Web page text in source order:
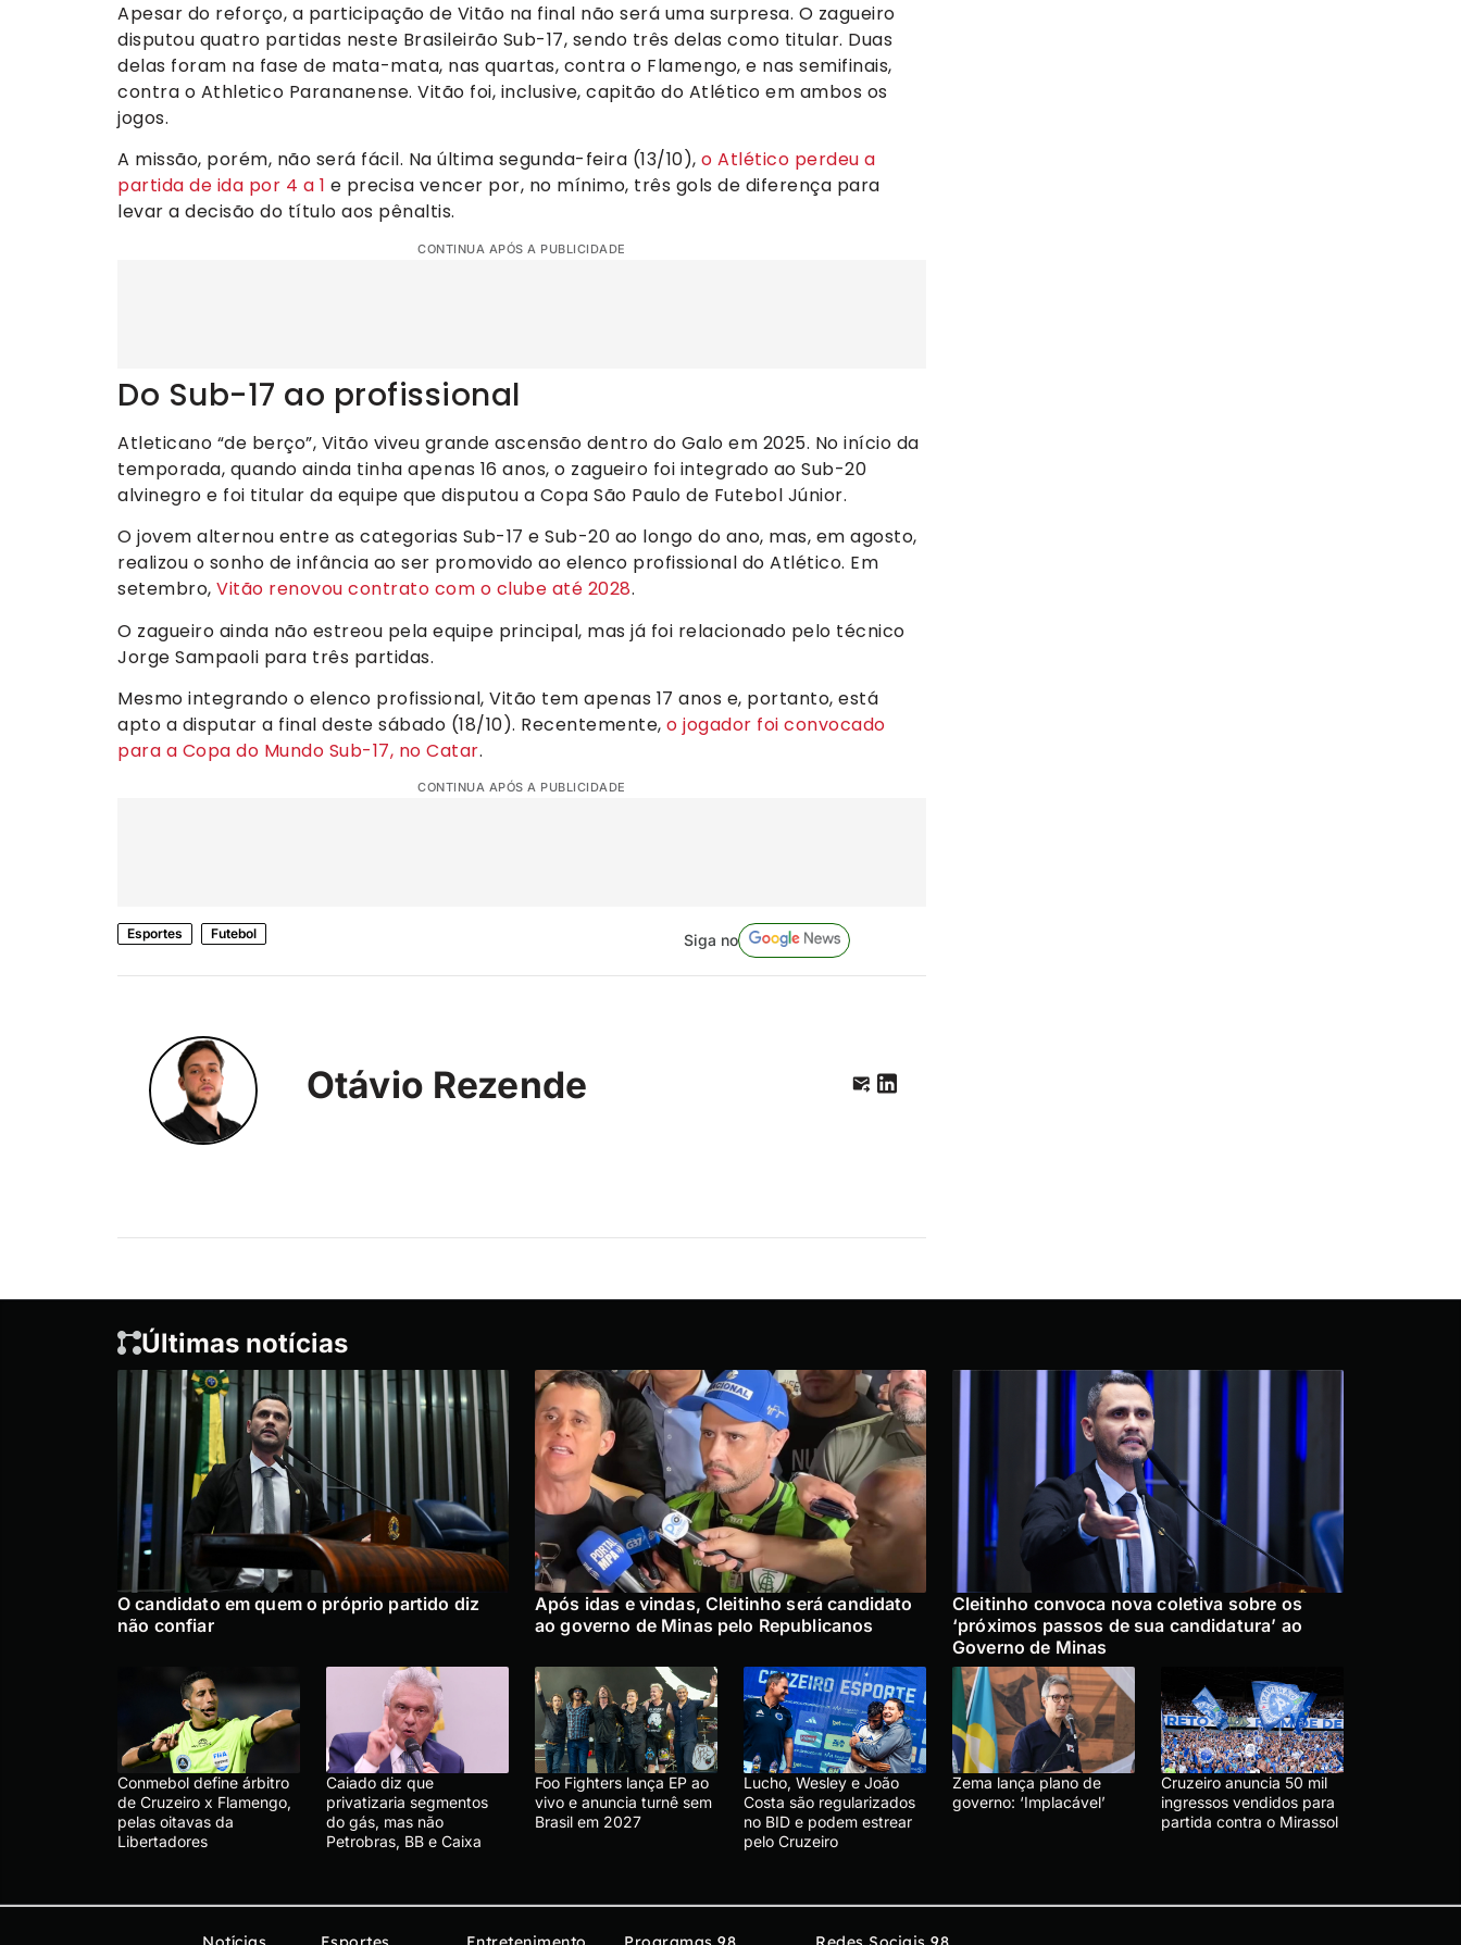
Apesar do reforço, a participação de Vitão na final não será uma surpresa. O zagueiro
disputou quatro partidas neste Brasileirão Sub-17, sendo três delas como titular. Duas
delas foram na fase de mata-mata, nas quartas, contra o Flamengo, e nas semifinais,
contra o Athletico Parananense. Vitão foi, inclusive, capitão do Atlético em ambos os
jogos.
A missão, porém, não será fácil. Na última segunda-feira (13/10), o Atlético perdeu a
partida de ida por 4 a 1 e precisa vencer por, no mínimo, três gols de diferença para
levar a decisão do título aos pênaltis.
CONTINUA APÓS A PUBLICIDADE
Do Sub-17 ao profissional
Atleticano “de berço”, Vitão viveu grande ascensão dentro do Galo em 2025. No início da
temporada, quando ainda tinha apenas 16 anos, o zagueiro foi integrado ao Sub-20
alvinegro e foi titular da equipe que disputou a Copa São Paulo de Futebol Júnior.
O jovem alternou entre as categorias Sub-17 e Sub-20 ao longo do ano, mas, em agosto,
realizou o sonho de infância ao ser promovido ao elenco profissional do Atlético. Em
setembro, Vitão renovou contrato com o clube até 2028.
O zagueiro ainda não estreou pela equipe principal, mas já foi relacionado pelo técnico
Jorge Sampaoli para três partidas.
Mesmo integrando o elenco profissional, Vitão tem apenas 17 anos e, portanto, está
apto a disputar a final deste sábado (18/10). Recentemente, o jogador foi convocado
para a Copa do Mundo Sub-17, no Catar.
CONTINUA APÓS A PUBLICIDADE
Esportes Futebol Siga no
Otávio Rezende
Últimas notícias
O candidato em quem o próprio partido diz
não confiar
Após idas e vindas, Cleitinho será candidato
ao governo de Minas pelo Republicanos
Cleitinho convoca nova coletiva sobre os
‘próximos passos de sua candidatura’ ao
Governo de Minas
Conmebol define árbitro
de Cruzeiro x Flamengo,
pelas oitavas da
Libertadores
Caiado diz que
privatizaria segmentos
do gás, mas não
Petrobras, BB e Caixa
Foo Fighters lança EP ao
vivo e anuncia turnê sem
Brasil em 2027
Lucho, Wesley e João
Costa são regularizados
no BID e podem estrear
pelo Cruzeiro
Zema lança plano de
governo: ‘Implacável’
Cruzeiro anuncia 50 mil
ingressos vendidos para
partida contra o Mirassol